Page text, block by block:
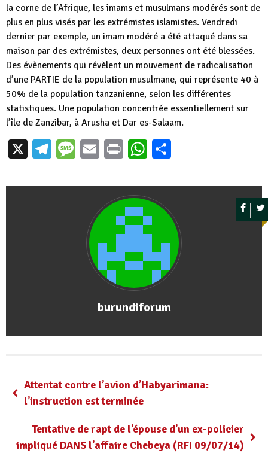
la corne de l’Afrique, les imams et musulmans modérés sont de
plus en plus visés par les extrémistes islamistes. Vendredi
dernier par exemple, un imam modéré a été attaqué dans sa
maison par des extrémistes, deux personnes ont été blessées.
Des évènements qui révèlent un mouvement de radicalisation
d’une PARTIE de la population musulmane, qui représente 40 à
50% de la population tanzanienne, selon les différentes
statistiques. Une population concentrée essentiellement sur
l’île de Zanzibar, à Arusha et Dar es-Salaam.
X Telegram
Message
EmailPrintWhatsApp
burundiforum
Attentat contre l’avion d’Habyarimana:
l’instruction est terminée
Tentative de rapt de l’épouse d’un ex-policier
impliqué DANS l’affaire Chebeya (RFI 09/07/14)